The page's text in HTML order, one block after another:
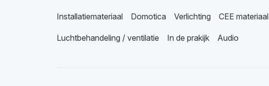
Installatiemateriaal Domotica Verlichting CEE materiaal
Luchtbehandeling / ventilatie In de prakijk Audio